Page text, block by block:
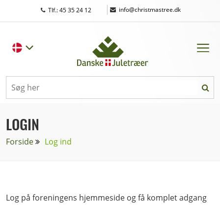
Tlf.: 45 35 24 12 | info@christmastree.dk
LOGIN
Forside Log ind
Log på foreningens hjemmeside og få komplet adgang